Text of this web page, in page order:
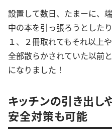
設置して数日、たまーに、
中の本を引っ張ろうとした
１、２冊取れてもそれ以上
全部散らかされていた以前
になりました！
キッチンの引き出し
安全対策も可能